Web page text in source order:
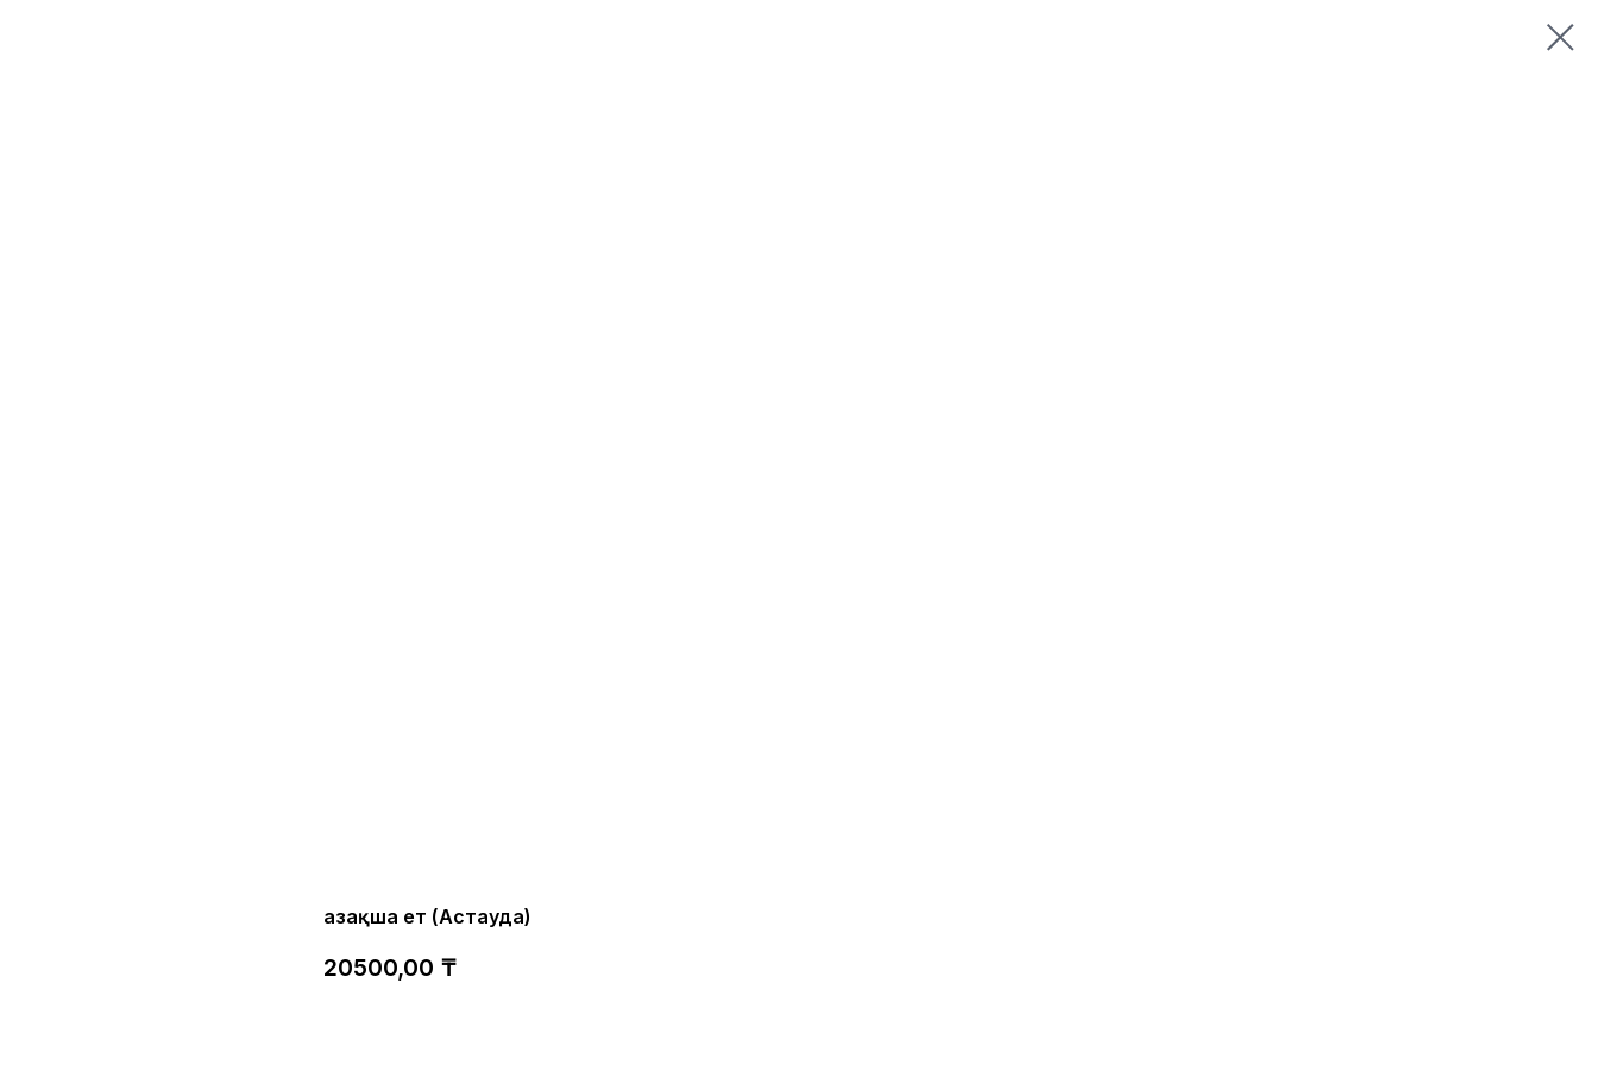
Қазақша ет (Астауда)
20500,00 ₸